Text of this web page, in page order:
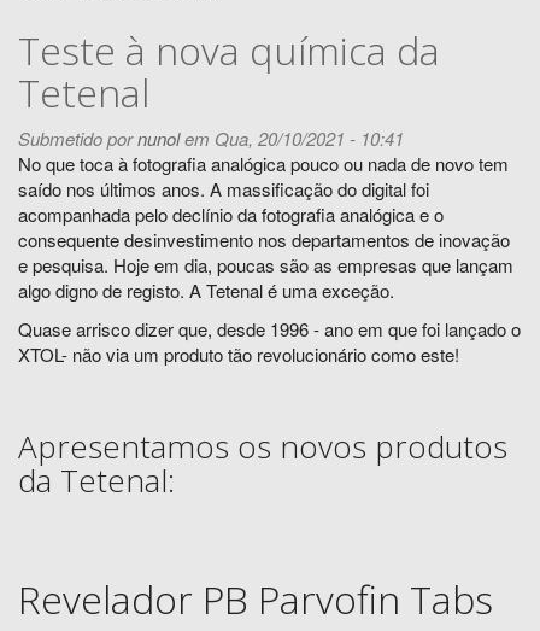
Teste à nova química da
Tetenal
Submetido pornunolem Qua, 20/10/2021 - 10:41
No que toca à fotografia analógica pouco ou nada de novo tem
saído nos últimos anos. A massificação do digital foi
acompanhada pelo declínio da fotografia analógica e o
consequente desinvestimento nos departamentos de inovação
e pesquisa. Hoje em dia, poucas são as empresas que lançam
algo digno de registo. A Tetenal é uma exceção.
Quase arrisco dizer que, desde 1996 - ano em que foi lançado o
XTOL- não via um produto tão revolucionário como este!
Apresentamos os novos produtos
da Tetenal:
Revelador PB Parvofin Tabs